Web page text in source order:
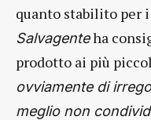
quanto stabilito per
Salvagenteha
prodotto ai più
ovviamente di
meglio non